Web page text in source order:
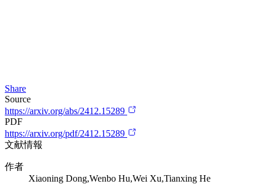
Share
Source
https://arxiv.org/abs/2412.15289
PDF
https://arxiv.org/pdf/2412.15289
文献情報
作者
Xiaoning Dong,Wenbo Hu,Wei Xu,Tianxing He